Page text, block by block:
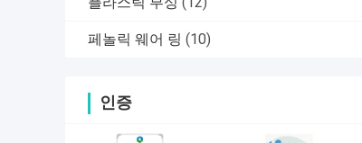
페놀릭 웨어 링 (10)
인증